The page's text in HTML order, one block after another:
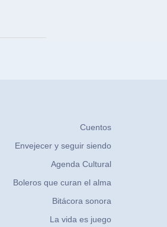
Cuentos
Envejecer y seguir siendo
Agenda Cultural
Boleros que curan el alma
Bitácora sonora
La vida es juego